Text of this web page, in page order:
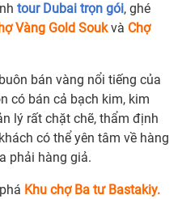
tour Dubai trọn gói, ghé
Vàng Gold Soukvà Chợ
bán vàng nổi tiếng của
có bán cả bạch kim, kim
lý rất chặt chẽ, thẩm định
có thể yên tâm về hàng
phải hàng giả.
Khu chợ Ba tư Bastakiy.